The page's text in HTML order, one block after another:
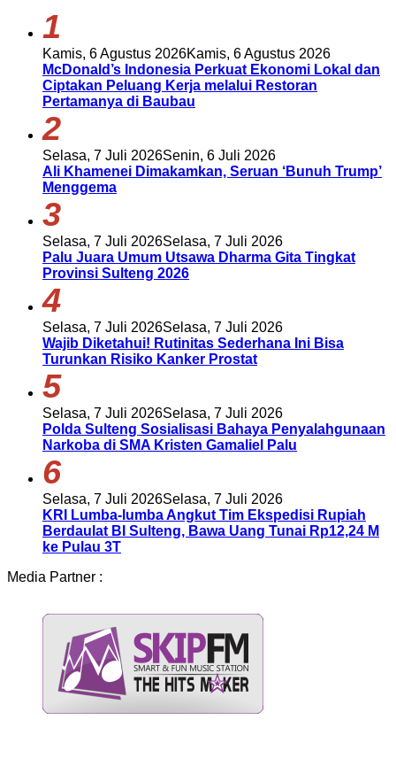
1
Kamis, 6 Agustus 2026Kamis, 6 Agustus 2026
McDonald’s Indonesia Perkuat Ekonomi Lokal dan
Ciptakan Peluang Kerja melalui Restoran
Pertamanya di Baubau
2
Selasa, 7 Juli 2026Senin, 6 Juli 2026
Ali Khamenei Dimakamkan, Seruan ‘Bunuh Trump’
Menggema
3
Selasa, 7 Juli 2026Selasa, 7 Juli 2026
Palu Juara Umum Utsawa Dharma Gita Tingkat
Provinsi Sulteng 2026
4
Selasa, 7 Juli 2026Selasa, 7 Juli 2026
Wajib Diketahui! Rutinitas Sederhana Ini Bisa
Turunkan Risiko Kanker Prostat
5
Selasa, 7 Juli 2026Selasa, 7 Juli 2026
Polda Sulteng Sosialisasi Bahaya Penyalahgunaan
Narkoba di SMA Kristen Gamaliel Palu
6
Selasa, 7 Juli 2026Selasa, 7 Juli 2026
KRI Lumba-lumba Angkut Tim Ekspedisi Rupiah
Berdaulat BI Sulteng, Bawa Uang Tunai Rp12,24 M
ke Pulau 3T
Media Partner :